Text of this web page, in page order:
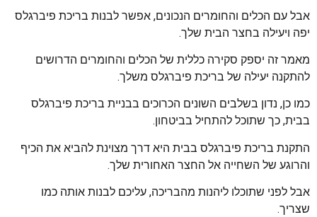
אבל עם הכלים והחומרים הנכונים, אפשר לבנות בריכת פיברגלס
יפה ויעילה בחצר הבית שלך.
מאמר זה יספק סקירה כללית של הכלים והחומרים הדרושים
להתקנה יעילה של בריכת פיברגלס משלך.
כמו כן, נדון בשלבים השונים הכרוכים בבניית בריכת פיברגלס
בבית, כך שתוכל להתחיל בביטחון.
התקנת בריכת פיברגלס בבית היא דרך מצוינת להביא את הכיף
והרוגע של השחייה אל החצר האחורית שלך.
אבל לפני שתוכלו ליהנות מהבריכה, עליכם לבנות אותה כמו
שצריך.